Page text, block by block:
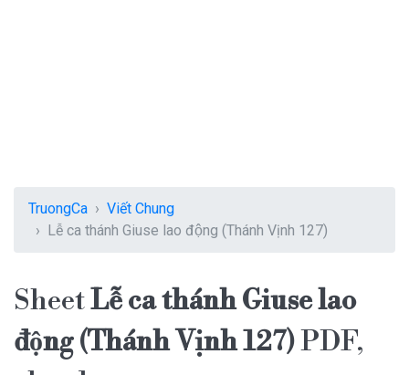
TruongCa
Viết Chung
Lễ ca thánh Giuse lao động (Thánh Vịnh 127)
SheetLễ ca thánh Giuse lao
động (Thánh Vịnh 127)PDF,